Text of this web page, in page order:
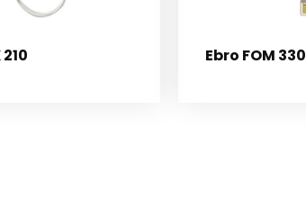
Ebro FOM 330